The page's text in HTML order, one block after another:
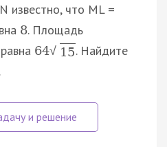
известно, что ML =
8. Площадь
64√ 15. Найдите